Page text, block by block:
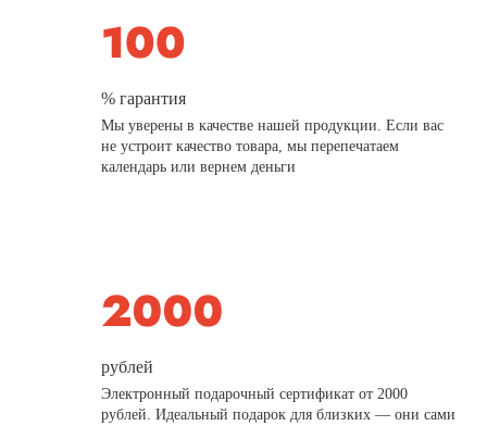
% гарантия
Мы уверены в качестве нашей продукции. Если вас
не устроит качество товара, мы перепечатаем
календарь или вернем деньги
рублей
Электронный подарочный сертификат от 2000
рублей. Идеальный подарок для близких — они сами